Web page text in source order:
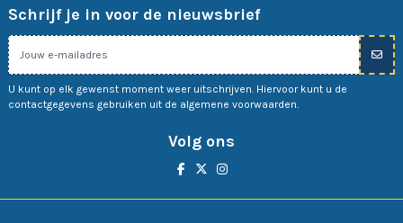
Schrijf je in voor de nieuwsbrief
U kunt op elk gewenst moment weer uitschrijven. Hiervoor kunt u de
contactgegevens gebruiken uit de algemene voorwaarden.
Volg ons